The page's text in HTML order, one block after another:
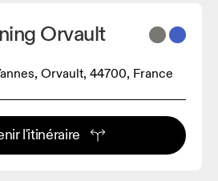
Orvault
Orvault, 44700, France
l'itinéraire